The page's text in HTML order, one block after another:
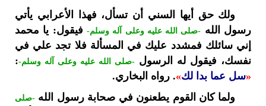
ولك حق أيها السني أن تسأل، فهذا الأعرابي يأتي
رسول الله -صلى الله عليه وعلى آله وسلم- فيقول: يا محمد
إني سائلك فمشدد عليك في المسألة فلا تجد علي في
نفسك، فيقول له الرسول -صلى الله عليه وعلى آله وسلم-:
«سل عما بدا لك». رواه البخاري.
ولما كان القوم يطعنون في صحابة رسول الله -صلى